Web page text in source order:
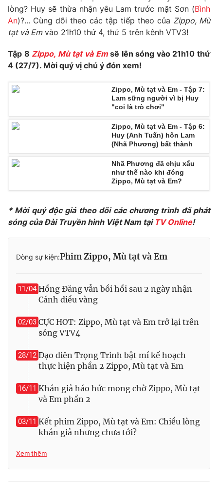
VTV9 VTV8
THỜI BÁO VTV
Cơ quan chủ quản:
Đài Truyền hình Việt Nam
Tổng Biên tập:Vũ Thanh Thủy
Tổng đài VTV:024.38 355 931 - 024.38 355 932
Email:toasoan@vtv.vn
Liên hệ quảng cáo:024-7300.7108
® Cấm sao chép dưới mọi hình thức nếu không có sự chấp
thông tin từ website này.
lòng? Huy sẽ thừa nhận yêu Lam trước mặt Sơn (Bình
An)?... Cùng dõi theo các tập tiếp theo của Zippo, Mù
tạt và Emvào 21h10 thứ 4, thứ 5 trên kênh VTV3!
Tập 8 Zippo, Mù tạt và Emsẽ lên sóng vào 21h10 thứ
4 (27/7). Mời quý vị chú ý đón xem!
Zippo, Mù tạt và Em - Tập 7:
Lam sững người vì bị Huy
"coi là trò chơi"
Zippo, Mù tạt và Em - Tập 6:
Huy (Anh Tuấn) hôn Lam
(Nhã Phương) bất thành
Nhã Phương đã chịu xấu
như thế nào khi đóng
Zippo, Mù tạt và Em?
* Mời quý độc giả theo dõi các chương trình đã phát
sóng của Đài Truyền hình Việt Nam tại TV Online!
Dòng sự kiện:Phim Zippo, Mù tạt và Em
11/04 Hồng Đăng vẫn bồi hồi sau 2 ngày nhận
Cánh diều vàng
02/03 CỰC HOT: Zippo, Mù tạt và Em trở lại trên
sóng VTV4
28/12 Đạo diễn Trọng Trinh bật mí kế hoạch
thực hiện phần 2 Zippo, Mù tạt và Em
16/11 Khán giả háo hức mong chờ Zippo, Mù tạt
và Em phần 2
03/11 Kết phim Zippo, Mù tạt và Em: Chiều lòng
khán giả nhưng chưa tới?
Xem thêm